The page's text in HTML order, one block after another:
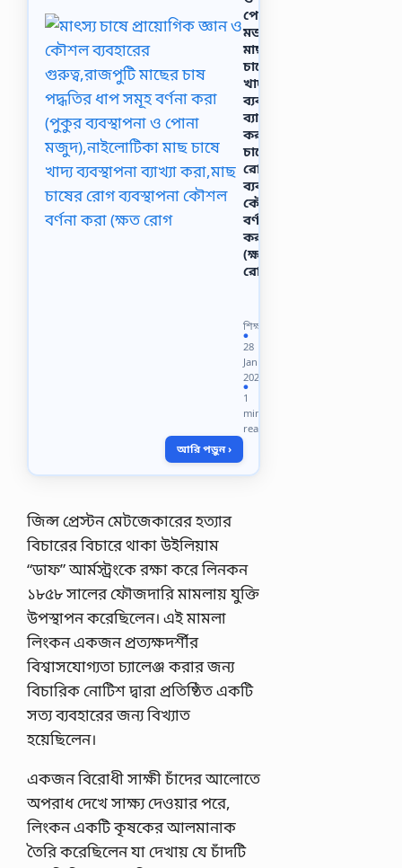
পোনা
মজুদ),নাইলোটিকা
মাছ
চাষে
খাদ্য
ব্যবস্থাপনা
ব্যাখ্যা
করা,মাছ
চাষের
রোগ
ব্যবস্থাপনা
কৌশল
বর্ণনা
করা
(ক্ষত
রোগ
বিষয়:
কৃষি
শিক্ষা
২য়
পত্র
এসাইনমেন্টেরের
উত্তর
2022এসাইনমেন্টের
নংঃ
শিক্ষা
●
28
Jan
2022
●
1
min
read
আরি পড়ুন ›
জিন্স প্রেস্টন মেটজেকারের হত্যার
বিচারের বিচারে থাকা উইলিয়াম
“ডাফ” আর্মস্ট্রংকে রক্ষা করে লিনকন
১৮৫৮ সালের ফৌজদারি মামলায় যুক্তি
উপস্থাপন করেছিলেন। এই মামলা
লিংকন একজন প্রত্যক্ষদর্শীর
বিশ্বাসযোগ্যতা চ্যালেঞ্জ করার জন্য
বিচারিক নোটিশ দ্বারা প্রতিষ্ঠিত একটি
সত্য ব্যবহারের জন্য বিখ্যাত
হয়েছিলেন।
একজন বিরোধী সাক্ষী চাঁদের আলোতে
অপরাধ দেখে সাক্ষ্য দেওয়ার পরে,
লিংকন একটি কৃষকের আলমানাক
তৈরি করেছিলেন যা দেখায় যে চাঁদটি